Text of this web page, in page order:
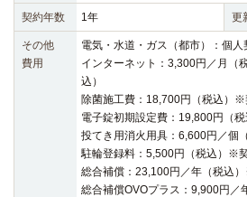
契約年数 1年 更
その他
費用
電気・水道・ガス（都市）：個人
インターネット：3,300円／月（
込）
除菌施工費：18,700円（税込）※
電子錠初期設定費：19,800円（
投てき用消火用具：6,600円／個
駐輪登録料：5,500円（税込）※契
総合補償：23,100円／年（税込
総合補償OVOプラス：9,900円